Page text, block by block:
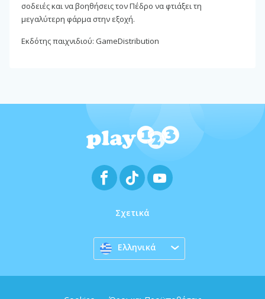
σοδειές και να βοηθήσεις τον Πέδρο να φτιάξει τη
μεγαλύτερη φάρμα στην εξοχή.
Εκδότης παιχνιδιού: GameDistribution
Σχετικά
Ελληνικά